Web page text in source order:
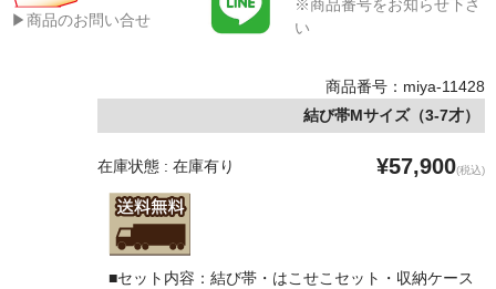
▶商品のお問い合せ
※商品番号をお知らせ下さ
い
商品番号：miya-11428
結び帯Mサイズ（3-7才）
在庫状態 : 在庫有り ¥57,900(税込)
■セット内容：結び帯・はこせこセット・収納ケース